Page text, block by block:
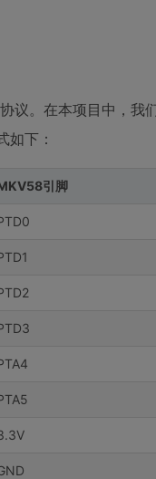
议。在本项目中，我
如下：
引脚